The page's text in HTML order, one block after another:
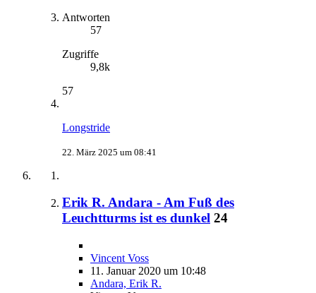
Antworten
57
Zugriffe
9,8k
57
Longstride
22. März 2025 um 08:41
Erik R. Andara - Am Fuß des
Leuchtturms ist es dunkel 24
Vincent Voss
11. Januar 2020 um 10:48
Andara, Erik R.